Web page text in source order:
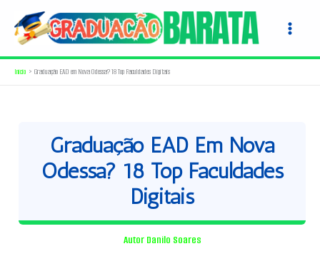
para
conteúdo
Início Graduação EAD em Nova Odessa? 18 Top Faculdades Digitais
Graduação EAD Em Nova
Odessa? 18 Top Faculdades
Digitais
Autor Danilo Soares